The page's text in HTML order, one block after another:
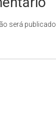
será publicado.